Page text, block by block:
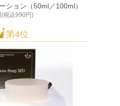
ション（50ml／100ml）
(税込990円)
第4位